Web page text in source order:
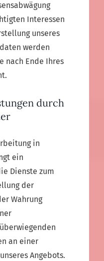
Interessen
unseres
werden
nach Ende Ihres
durch
in
ein
Dienste zum
der
Wahrung
an einer
Angebots.